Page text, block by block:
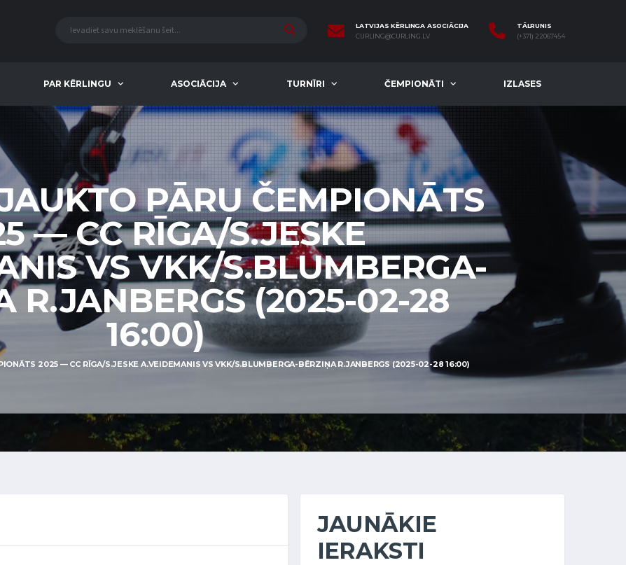
LATVIJAS KĒRLINGA ASOCIĀCIJA
CURLING@CURLING.LV
TĀLRUNIS
(+371) 22067454
PAR KĒRLINGU ASOCIĀCIJA TURNĪRI ČEMPIONĀTI IZLASES
PĀRU ČEMPIONĀTS
— CC RĪGA/S.JESKE
VS VKK/S.BLUMBERGA-
R.JANBERGS (2025-02-28
16:00)
2025 — CC RĪGA/S.JESKE A.VEIDEMANIS VS VKK/S.BLUMBERGA-BĒRZIŅA R.JANBERGS (2025-02-28 16:00)
JAUNĀKIE
IERAKSTI